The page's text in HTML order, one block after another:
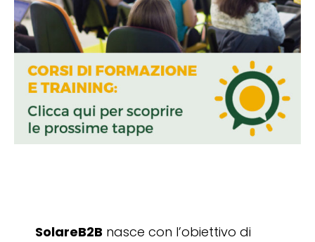
SolareB2B nasce con l’obiettivo di